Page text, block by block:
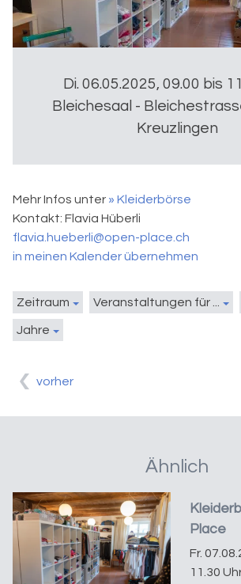
Di. 06.05.2025, 09.00 bis
Bleichesaal -
Kreuzlingen
Mehr Infos unter » Kleiderbörse
Kontakt: Flavia Hüberli
flavia.hueberli@open-place.ch
in meinen Kalender übernehmen
Zeitraum Veranstaltungen für ...
Jahre
vorher
Ähnlich
Place
Fr.
11.30